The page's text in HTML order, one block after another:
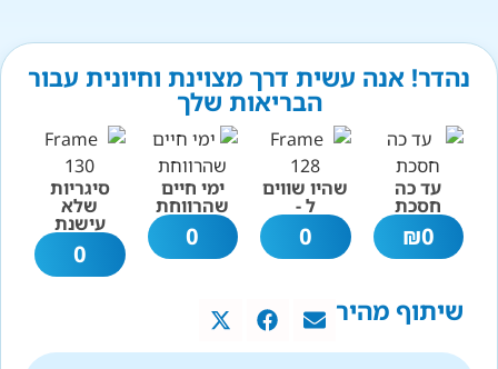
נהדר! אנה עשית דרך מצוינת וחיונית עבור
הבריאות שלך
עד כה
חסכת
0
₪
שהיו שווים
ל -
0
ימי חיים
שהרווחת
0
סיגריות
שלא
עישנת
0
שיתוף מהיר